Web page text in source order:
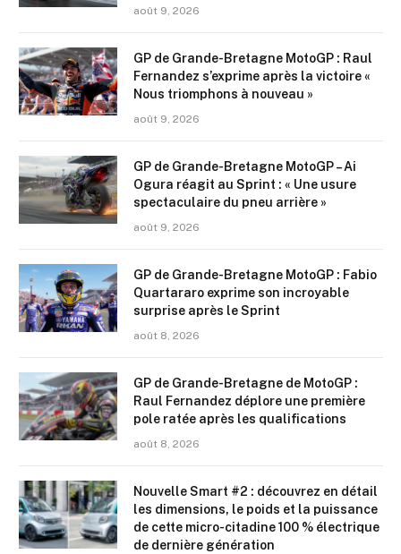
août 9, 2026
GP de Grande-Bretagne MotoGP : Raul
Fernandez s’exprime après la victoire «
Nous triomphons à nouveau »
août 9, 2026
GP de Grande-Bretagne MotoGP – Ai
Ogura réagit au Sprint : « Une usure
spectaculaire du pneu arrière »
août 9, 2026
GP de Grande-Bretagne MotoGP : Fabio
Quartararo exprime son incroyable
surprise après le Sprint
août 8, 2026
GP de Grande-Bretagne de MotoGP :
Raul Fernandez déplore une première
pole ratée après les qualifications
août 8, 2026
Nouvelle Smart #2 : découvrez en détail
les dimensions, le poids et la puissance
de cette micro-citadine 100 % électrique
de dernière génération